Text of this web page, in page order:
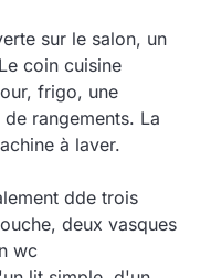
sur le salon, un
coin cuisine
frigo, une
rangements. La
à laver.
dde trois
deux vasques
wc